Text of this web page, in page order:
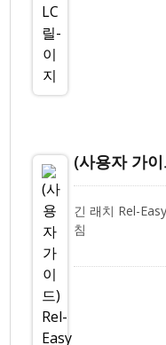
(사용자 가
긴 래치 Rel-
침